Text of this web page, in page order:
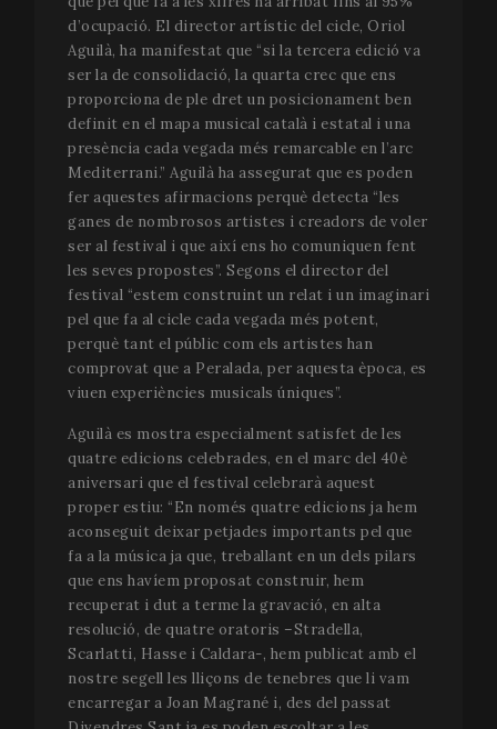
d’ocupació. El director artístic del cicle, Oriol
Aguilà, ha manifestat que “si la tercera edició va
ser la de consolidació, la quarta crec que ens
proporciona de ple dret un posicionament ben
definit en el mapa musical català i estatal i una
presència cada vegada més remarcable en l’arc
Mediterrani.” Aguilà ha assegurat que es poden
fer aquestes afirmacions perquè detecta “les
ganes de nombrosos artistes i creadors de voler
ser al festival i que així ens ho comuniquen fent
les seves propostes”. Segons el director del
festival “estem construint un relat i un imaginari
pel que fa al cicle cada vegada més potent,
perquè tant el públic com els artistes han
comprovat que a Peralada, per aquesta època, es
viuen experiències musicals úniques”.
Aguilà es mostra especialment satisfet de les
quatre edicions celebrades, en el marc del 40è
aniversari que el festival celebrarà aquest
proper estiu: “En només quatre edicions ja hem
aconseguit deixar petjades importants pel que
fa a la música ja que, treballant en un dels pilars
que ens havíem proposat construir, hem
recuperat i dut a terme la gravació, en alta
resolució, de quatre oratoris –Stradella,
Scarlatti, Hasse i Caldara-, hem publicat amb el
nostre segell les lliçons de tenebres que li vam
encarregar a Joan Magrané i, des del passat